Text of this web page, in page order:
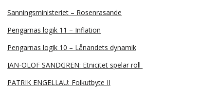
Sanningsministeriet – Rosenrasande
Pengarnas logik 11 – Inflation
Pengarnas logik 10 – Lånandets dynamik
JAN-OLOF SANDGREN: Etnicitet spelar roll
PATRIK ENGELLAU: Folkutbyte II